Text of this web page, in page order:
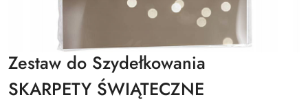
Zestaw do Szydełkowania
SKARPETY ŚWIĄTECZNE